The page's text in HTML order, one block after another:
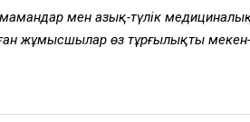
мамандар мен азық-түлік
жұмысшылар өз тұрғылықты мекен-